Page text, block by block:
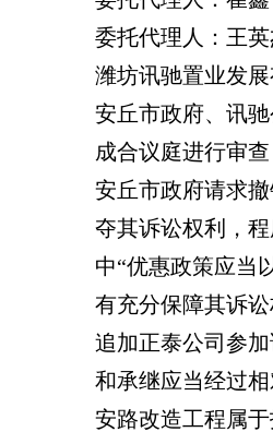
委托代理人：王
潍坊讯驰置业发
安丘市政府、讯
成合议庭进行审查
安丘市政府请求
夺其诉讼权利，
中“优惠政策应当
有充分保障其诉
追加正泰公司参
和承继应当经过
安路改造工程属